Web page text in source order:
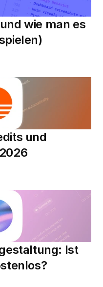
wie man es
und
Ist